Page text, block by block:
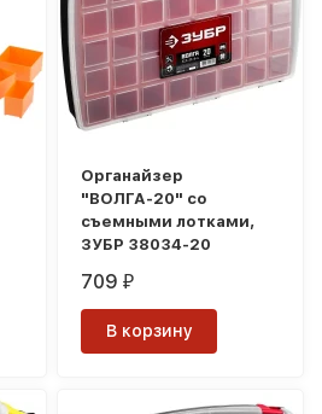
Органайзер
"ВОЛГА-20" со
съемными лотками,
ЗУБР 38034-20
709₽
В корзину